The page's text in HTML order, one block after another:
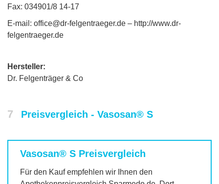
Fax: 034901/8 14-17
E-mail: office@dr-felgentraeger.de – http://www.dr-
felgentraeger.de
Hersteller:
Dr. Felgenträger & Co
7 Preisvergleich - Vasosan® S
Vasosan® S Preisvergleich
Für den Kauf empfehlen wir Ihnen den